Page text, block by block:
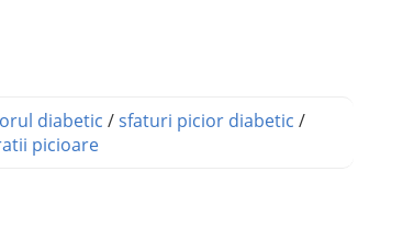
diabetic /sfaturi picior diabetic /
picioare